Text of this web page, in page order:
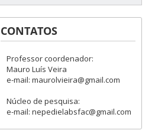
CONTATOS
Professor coordenador:
Mauro Luís Veira
e-mail: maurolvieira@gmail.com
Núcleo de pesquisa:
e-mail: nepedielabsfac@gmail.com